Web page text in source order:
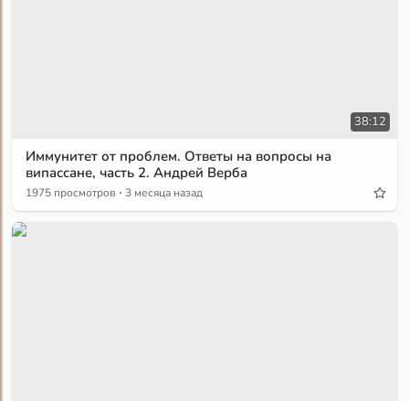
38:12
Иммунитет от проблем. Ответы на вопросы на
випассане, часть 2. Андрей Верба
1975 просмотров · 3 месяца назад